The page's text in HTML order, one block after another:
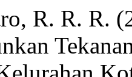
R. R. R.